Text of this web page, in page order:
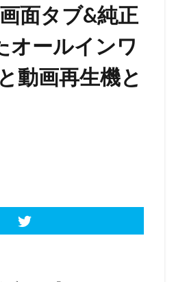
面タブ&純正
オールインワ
動画再生機と